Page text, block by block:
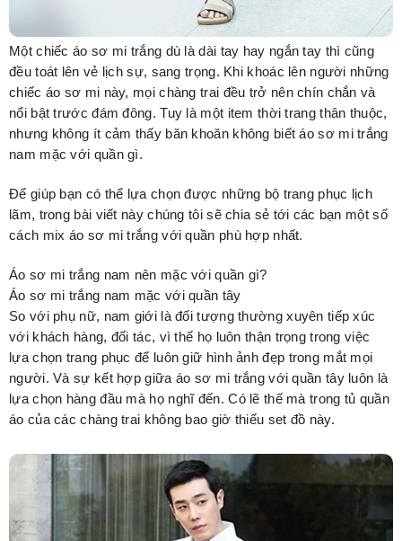
Một chiếc áo sơ mi trắng dù là dài tay hay ngắn tay thì cũng
đều toát lên vẻ lịch sự, sang trọng. Khi khoác lên người những
chiếc áo sơ mi này, mọi chàng trai đều trở nên chín chắn và
nổi bật trước đám đông. Tuy là một item thời trang thân thuộc,
nhưng không ít cảm thấy băn khoăn không biết áo sơ mi trắng
nam mặc với quần gì.
Để giúp bạn có thể lựa chọn được những bộ trang phục lịch
lãm, trong bài viết này chúng tôi sẽ chia sẻ tới các bạn một số
cách mix áo sơ mi trắng với quần phù hợp nhất.
Áo sơ mi trắng nam nên mặc với quần gì?
Áo sơ mi trắng nam mặc với quần tây
So với phụ nữ, nam giới là đối tượng thường xuyên tiếp xúc
với khách hàng, đối tác, vì thế họ luôn thận trọng trong việc
lựa chọn trang phục để luôn giữ hình ảnh đẹp trong mắt mọi
người. Và sự kết hợp giữa áo sơ mi trắng với quần tây luôn là
lựa chọn hàng đầu mà họ nghĩ đến. Có lẽ thế mà trong tủ quần
áo của các chàng trai không bao giờ thiếu set đồ này.